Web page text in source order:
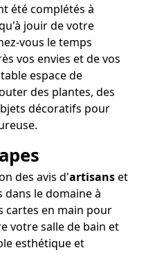
été complétés à
jouir de votre
vous le temps
vos envies et de vos
espace de
des plantes, des
décoratifs pour
des avis d'artisanset
le domaine à
cartes en main pour
votre salle de bain et
esthétique et